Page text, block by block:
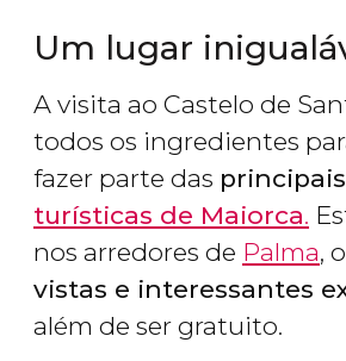
Um lugar
A visita ao Castelo de
todos os ingredientes
fazer parte das principais
turísticas de Maiorca.
nos arredores de Palma,
vistas e interessantes
além de ser gratuito.